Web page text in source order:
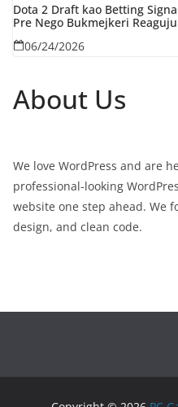
Dota 2 Draft kao Betting
Pre Nego Bukmejkeri Reaguju
06/24/2026
About Us
We love WordPress and are
professional-looking
website one step ahead. We
design, and clean code.